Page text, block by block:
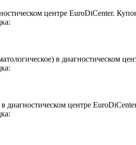
центре EuroDiCenter.
в диагностическом
центре